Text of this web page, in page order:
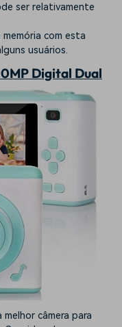
ser relativamente
com esta
usuários.
Digital Dual
câmera para